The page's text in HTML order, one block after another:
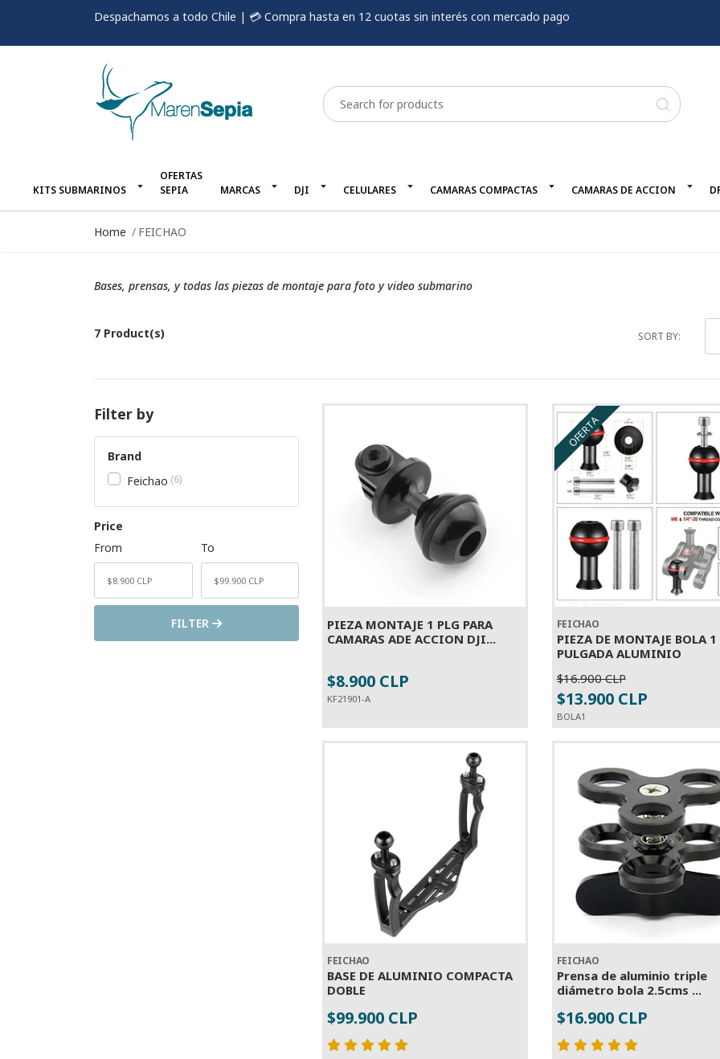
Despachamos a todo Chile | 💳 Compra hasta en 12 cuotas sin interés con mercado pago
KITS SUBMARINOS
OFERTAS
SEPIA
MARCAS DJI CELULARES CAMARAS COMPACTAS CAMARAS DE ACCION
Home FEICHAO
Bases, prensas, y todas las piezas de montaje para foto y video submarino
7 Product(s) SORT BY:
Filter by
Brand
Feichao 6
Price
From
To
FILTER
PIEZA MONTAJE 1 PLG PARA
CAMARAS ADE ACCION DJI...
-
$8.900 CLP
KF21901-A
OFERTA
FEICHAO
PIEZA DE MONTAJE BOLA 1
PULGADA ALUMINIO
-
$16.900 CLP
$13.900 CLP
BOLA1
FEICHAO
BASE DE ALUMINIO COMPACTA
DOBLE
-
$99.900 CLP
FEICHAO
Prensa de aluminio triple
diámetro bola 2.5cms ...
-
$16.900 CLP